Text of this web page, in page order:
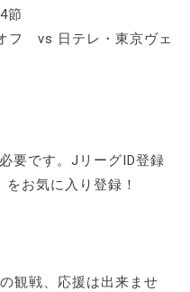
節
フ vs 日テレ・東京ヴェ
要です。JリーグID登録
お気に入り登録！
観戦、応援は出来ませ